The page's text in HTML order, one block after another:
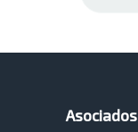
Asociados